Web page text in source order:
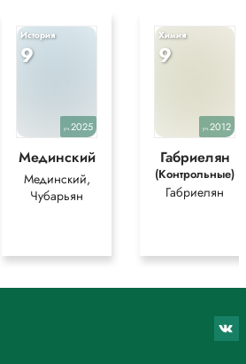
История
9
уч.2025
Мединский
Мединский,
Чубарьян
Химия
9
уч.2012
Габриелян
(Контрольные)
Габриелян